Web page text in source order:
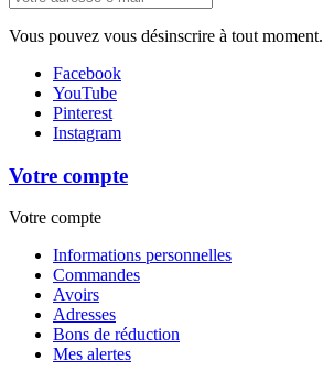
Vous pouvez vous désinscrire à tout moment.
Facebook
YouTube
Pinterest
Instagram
Votre compte
Votre compte
Informations personnelles
Commandes
Avoirs
Adresses
Bons de réduction
Mes alertes